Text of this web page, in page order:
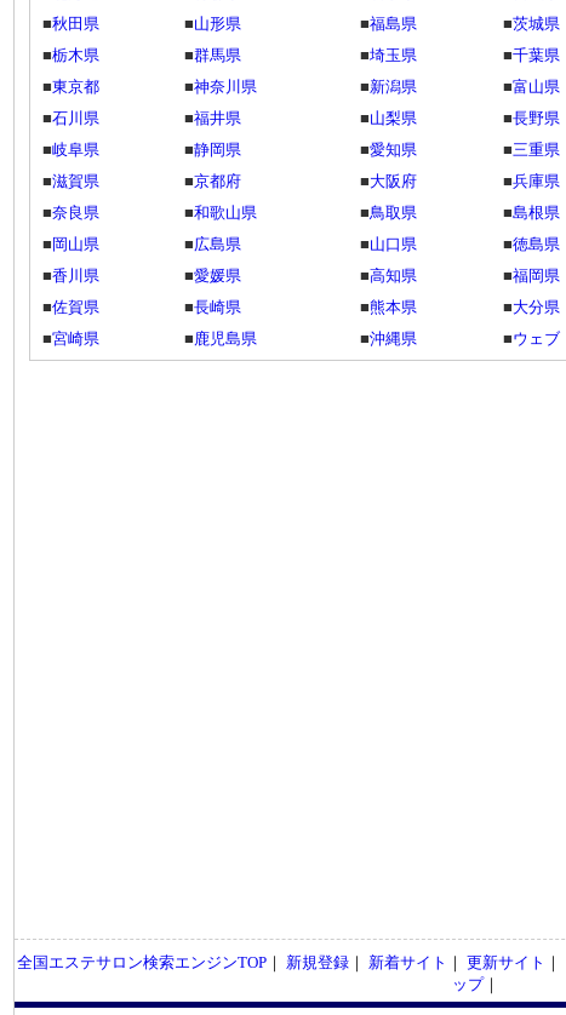
■秋田県 ■山形県 ■福島県 ■茨城県
■栃木県 ■群馬県 ■埼玉県 ■千葉県
■東京都 ■神奈川県 ■新潟県 ■富山県
■石川県 ■福井県 ■山梨県 ■長野県
■岐阜県 ■静岡県 ■愛知県 ■三重県
■滋賀県 ■京都府 ■大阪府 ■兵庫県
■奈良県 ■和歌山県 ■鳥取県 ■島根県
■ 岡山県 ■広島県 ■山口県 ■徳島県
■香川県 ■愛媛県 ■高知県 ■福岡県
■佐賀県 ■長崎県 ■熊本県 ■大分県
■宮崎県 ■鹿児島県 ■沖縄県 ■ウェブ
全国エステサロン検索エンジンTOP｜ 新規登録｜ 新着サイト ｜ 更新サイト ｜
ップ｜